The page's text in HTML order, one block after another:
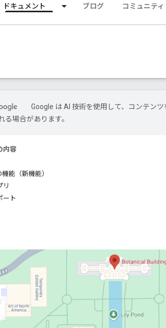
ドキュメント ブログ コミュニティ
Google は AI 技術を使用して、コンテン
る場合があります。
内容
機能（新機能）
リ
ート